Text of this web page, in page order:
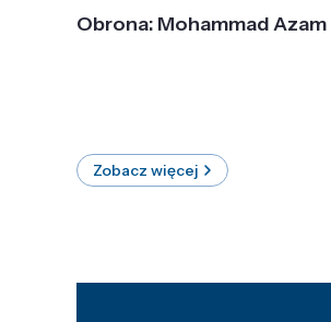
Obrona: Mohammad Azam
Zobacz więcej